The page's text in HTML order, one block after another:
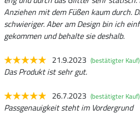
Anziehen mit dem Füßen kaum durch.
schwieriger. Aber am Design bin ich
gekommen und behalte sie deshalb.
21.9.2023 (bestätigter Kauf)
Das Produkt ist sehr gut.
26.7.2023 (bestätigter Kauf)
Passgenauigkeit steht im Vordergrund